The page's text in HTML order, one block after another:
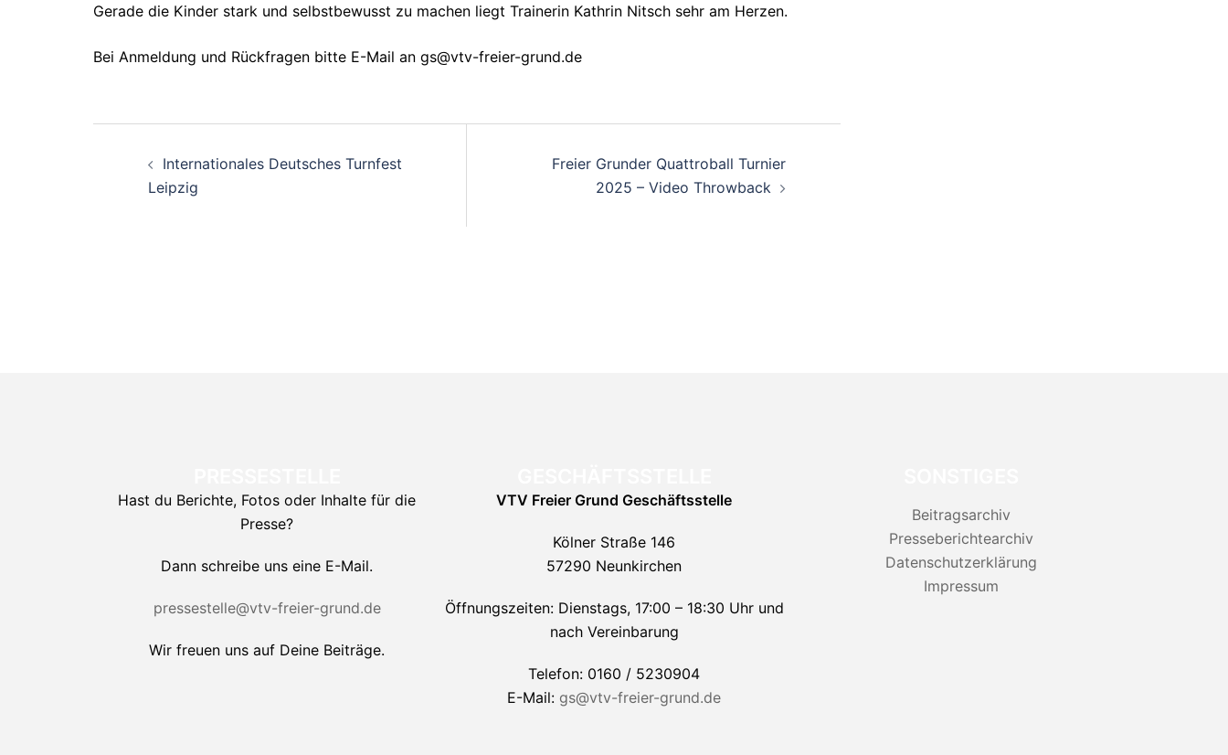
Gerade die Kinder stark und selbstbewusst zu machen liegt Trainerin Kathrin Nitsch sehr am Herzen.
Bei Anmeldung und Rückfragen bitte E-Mail an gs@vtv-freier-grund.de
Beitragsnavigation
Internationales Deutsches Turnfest
Leipzig
Freier Grunder Quattroball Turnier
2025 – Video Throwback
Hast du Berichte, Fotos oder Inhalte für die
Presse?
Dann schreibe uns eine E-Mail.
pressestelle@vtv-freier-grund.de
Wir freuen uns auf Deine Beiträge.
VTV Freier Grund Geschäftsstelle
Kölner Straße 146
57290 Neunkirchen
Öffnungszeiten: Dienstags, 17:00 – 18:30 Uhr und
nach Vereinbarung
Telefon: 0160 / 5230904
E-Mail: gs@vtv-freier-grund.de
Beitragsarchiv
Presseberichtearchiv
Datenschutzerklärung
Impressum